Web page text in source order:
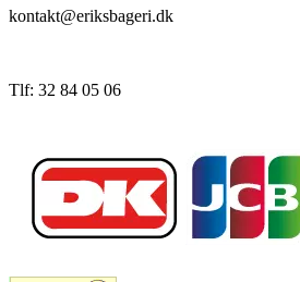
kontakt@eriksbageri.dk
Tlf: 32 84 05 06